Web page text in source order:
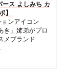
ース よしみち カ
】
ンアイコン
き」姉弟がプロ
メブランド